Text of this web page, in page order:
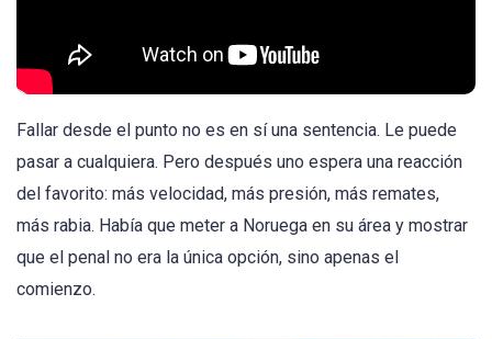
Fallar desde el punto no es en sí una sentencia. Le puede
pasar a cualquiera. Pero después uno espera una reacción
del favorito: más velocidad, más presión, más remates,
más rabia. Había que meter a Noruega en su área y mostrar
que el penal no era la única opción, sino apenas el
comienzo.